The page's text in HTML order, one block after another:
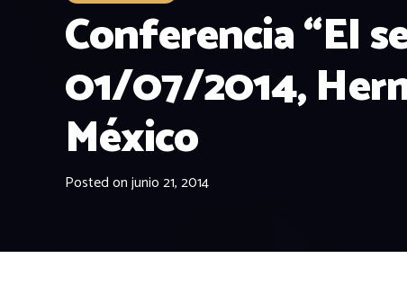
Conferencia “El
01/07/2014,
México
Posted onjunio 21, 2014